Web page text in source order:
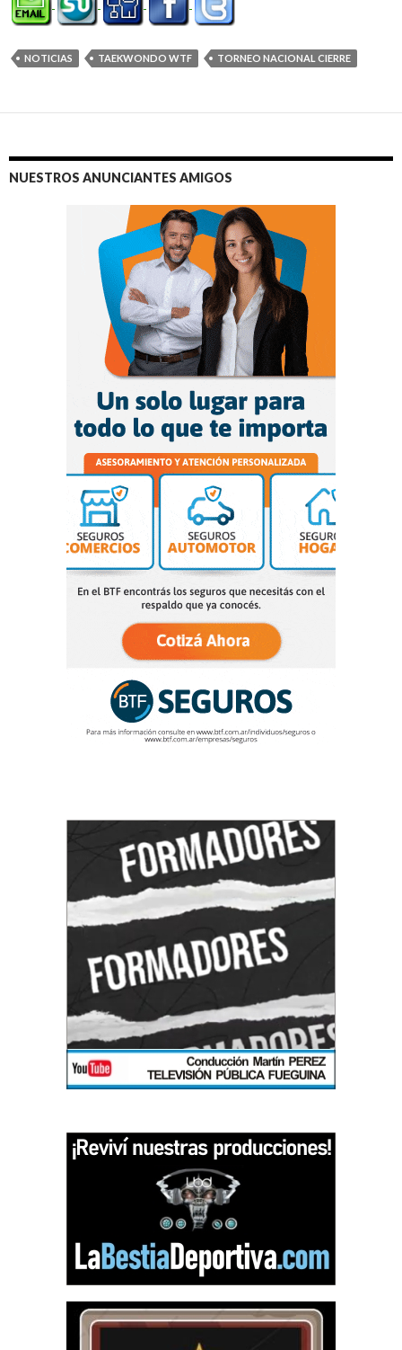
NOTICIAS TAEKWONDO WTF TORNEO NACIONAL CIERRE
NUESTROS ANUNCIANTES AMIGOS